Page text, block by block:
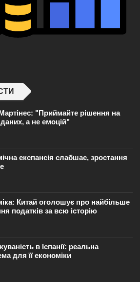
"Приймайте рішення на
а не емоцій"
експансія слабшає, зростання
Китай оголошує про найбільше
податків за всю історію
в Іспанії: реальна
для її економіки